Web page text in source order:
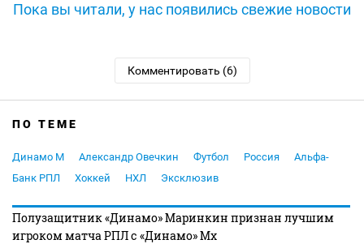
Пока вы читали, у нас появились свежие новости
Комментировать (6)
ПО ТЕМЕ
Динамо М Александр Овечкин Футбол Россия
Альфа-
Банк РПЛ
Хоккей НХЛ Эксклюзив
Полузащитник «Динамо» Маринкин признан лучшим
игроком матча РПЛ с «Динамо» Мх